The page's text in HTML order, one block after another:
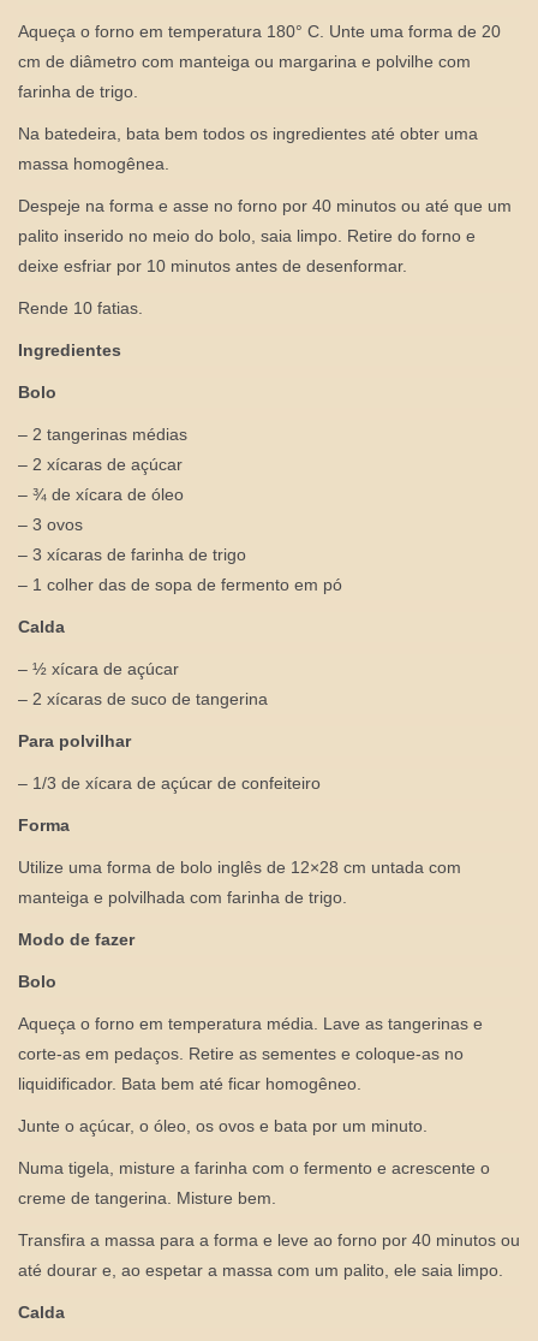
Aqueça o forno em temperatura 180° C. Unte uma forma de 20
cm de diâmetro com manteiga ou margarina e polvilhe com
farinha de trigo.
Na batedeira, bata bem todos os ingredientes até obter uma
massa homogênea.
Despeje na forma e asse no forno por 40 minutos ou até que um
palito inserido no meio do bolo, saia limpo. Retire do forno e
deixe esfriar por 10 minutos antes de desenformar.
Rende 10 fatias.
Ingredientes
Bolo
– 2 tangerinas médias
– 2 xícaras de açúcar
– ¾ de xícara de óleo
– 3 ovos
– 3 xícaras de farinha de trigo
– 1 colher das de sopa de fermento em pó
Calda
– ½ xícara de açúcar
– 2 xícaras de suco de tangerina
Para polvilhar
– 1/3 de xícara de açúcar de confeiteiro
Forma
Utilize uma forma de bolo inglês de 12×28 cm untada com
manteiga e polvilhada com farinha de trigo.
Modo de fazer
Bolo
Aqueça o forno em temperatura média. Lave as tangerinas e
corte-as em pedaços. Retire as sementes e coloque-as no
liquidificador. Bata bem até ficar homogêneo.
Junte o açúcar, o óleo, os ovos e bata por um minuto.
Numa tigela, misture a farinha com o fermento e acrescente o
creme de tangerina. Misture bem.
Transfira a massa para a forma e leve ao forno por 40 minutos ou
até dourar e, ao espetar a massa com um palito, ele saia limpo.
Calda